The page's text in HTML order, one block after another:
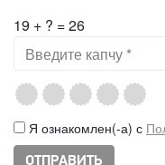
19 + ? = 26
Я ознакомлен(-а) с